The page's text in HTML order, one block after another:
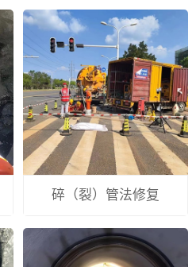
碎（裂）管法修复